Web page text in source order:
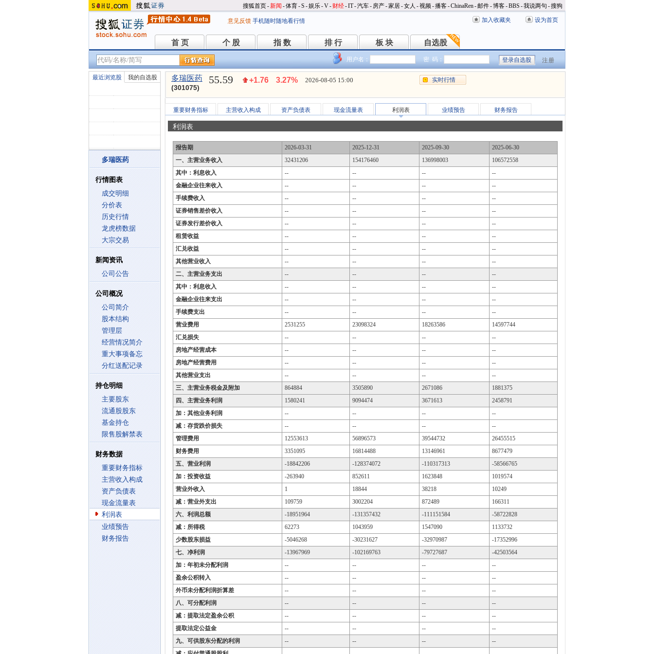
搜狐首页-新闻 -体育-S -娱乐-V- 财经-IT-汽车- 房产-家居-女人 -视频-播客-ChinaRen-邮件-博客-BBS -我说两句 -搜狗
意见反馈 手机随时随地看行情 加入收藏夹 设为首页
首 页
首 页 个 股
个 股 指 数
指 数 排 行
排 行 板 块
板 块 自选股
自选股
用户名： 密 码： 注册
最近浏览股 我的自选股
多瑞医药
行情图表
成交明细
分价表
历史行情
龙虎榜数据
大宗交易
新闻资讯
公司公告
公司概况
公司简介
股本结构
管理层
经营情况简介
重大事项备忘
分红送配记录
持仓明细
主要股东
流通股股东
基金持仓
限售股解禁表
财务数据
重要财务指标
主营收入构成
资产负债表
现金流量表
利润表
业绩预告
财务报告
多瑞医药
(301075)
55.59 +1.76 3.27% 2026-08-05 15:00 实时行情
重要财务指标 主营收入构成 资产负债表 现金流量表 利润表 业绩预告 财务报告
利润表
报告期 2026-03-31 2025-12-31 2025-09-30
2025-06-30
一、主营业务收入
32431206 154176460 136998003
106572558
其中：利息收入
-- -- --
--
金融企业往来收入
-- -- --
--
手续费收入
-- -- --
--
证券销售差价收入
-- -- --
--
证券发行差价收入
-- -- --
--
租赁收益
-- -- --
--
汇兑收益
-- -- --
--
其他营业收入
-- -- --
--
二、主营业务支出
-- -- --
--
其中：利息收入
-- -- --
--
金融企业往来支出
-- -- --
--
手续费支出
-- -- --
--
营业费用
2531255 23098324 18263586
14597744
汇兑损失
-- -- --
--
房地产经营成本
-- -- --
--
房地产经营费用
-- -- --
--
其他营业支出
-- -- --
--
三、主营业务税金及附加
864884 3505890 2671086
1881375
四、主营业务利润
1580241 9094474 3671613
2458791
加：其他业务利润
-- -- --
--
减：存货跌价损失
-- -- --
--
管理费用
12553613 56896573 39544732
26455515
财务费用
3351095 16814488 13146961
8677479
五、营业利润
-18842206 -128374072 -110317313
-58566765
加：投资收益
-263940 852611 1623848
1019574
营业外收入
1 18844 38218
10249
减：营业外支出
109759 3002204 872489
166311
六、利润总额
-18951964 -131357432 -111151584
-58722828
减：所得税
62273 1043959 1547090
1133732
少数股东损益
-5046268 -30231627 -32970987
-17352996
七、净利润
-13967969 -102169763 -79727687
-42503564
加：年初未分配利润
-- -- --
--
盈余公积转入
-- -- --
--
外币未分配利润折算差
-- -- --
--
八、可分配利润
-- -- --
--
减：提取法定盈余公积
-- -- --
--
提取法定公益金
-- -- --
--
九、可供股东分配的利润
-- -- --
--